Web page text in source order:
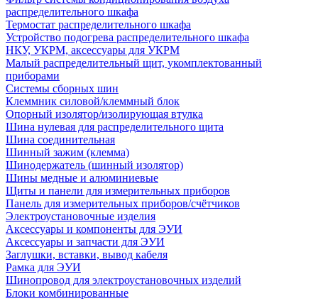
распределительного шкафа
Термостат распределительного шкафа
Устройство подогрева распределительного шкафа
НКУ, УКРМ, аксессуары для УКРМ
Малый распределительный щит, укомплектованный
приборами
Системы сборных шин
Клеммник силовой/клеммный блок
Опорный изолятор/изолирующая втулка
Шина нулевая для распределительного щита
Шина соединительная
Шинный зажим (клемма)
Шинодержатель (шинный изолятор)
Шины медные и алюминиевые
Щиты и панели для измерительных приборов
Панель для измерительных приборов/счётчиков
Электроустановочные изделия
Аксессуары и компоненты для ЭУИ
Аксессуары и запчасти для ЭУИ
Заглушки, вставки, вывод кабеля
Рамка для ЭУИ
Шинопровод для электроустановочных изделий
Блоки комбинированные